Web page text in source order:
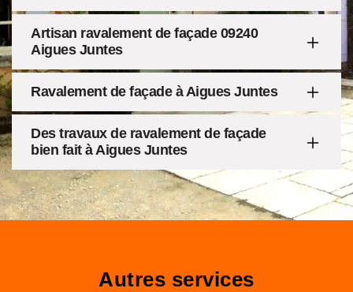
Artisan ravalement de façade 09240
Aigues Juntes
Ravalement de façade à Aigues Juntes
Des travaux de ravalement de façade
bien fait à Aigues Juntes
Autres services